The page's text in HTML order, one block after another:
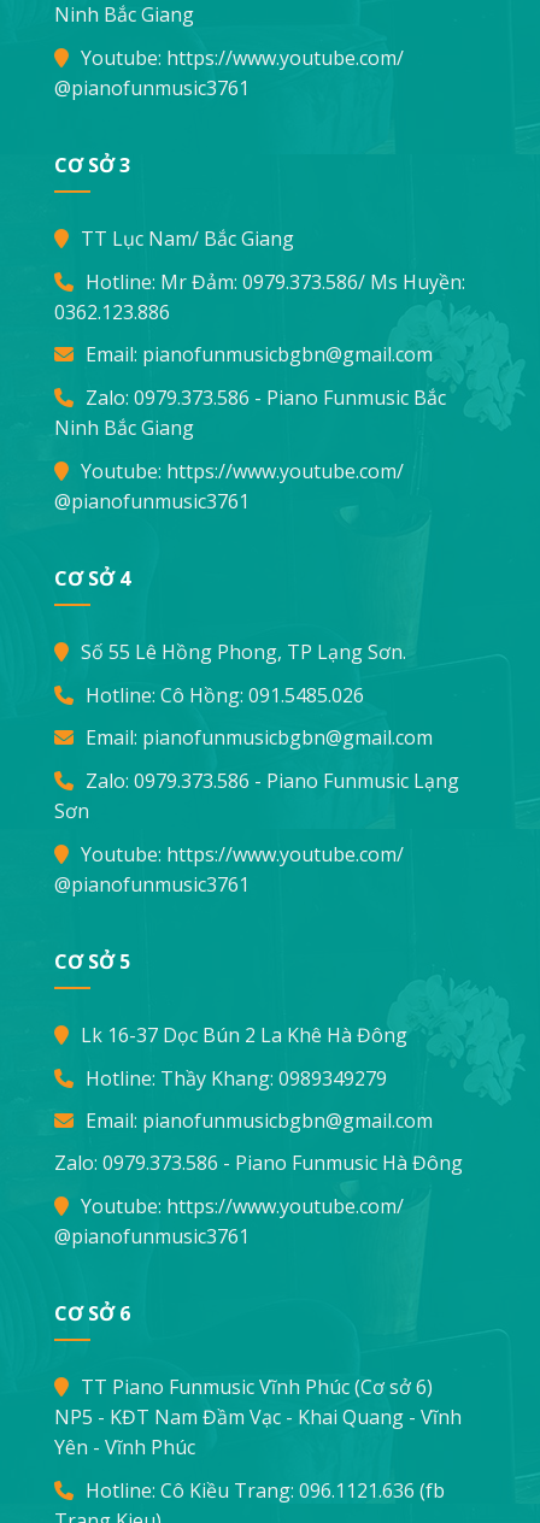
Ninh Bắc Giang
Youtube: https://www.youtube.com/
@pianofunmusic3761
CƠ SỞ 3
TT Lục Nam/ Bắc Giang
Hotline: Mr Đảm: 0979.373.586/ Ms Huyền:
0362.123.886
Email: pianofunmusicbgbn@gmail.com
Zalo: 0979.373.586 - Piano Funmusic Bắc
Ninh Bắc Giang
Youtube: https://www.youtube.com/
@pianofunmusic3761
CƠ SỞ 4
Số 55 Lê Hồng Phong, TP Lạng Sơn.
Hotline: Cô Hồng: 091.5485.026
Email: pianofunmusicbgbn@gmail.com
Zalo: 0979.373.586 - Piano Funmusic Lạng
Sơn
Youtube: https://www.youtube.com/
@pianofunmusic3761
CƠ SỞ 5
Lk 16-37 Dọc Bún 2 La Khê Hà Đông
Hotline: Thầy Khang: 0989349279
Email: pianofunmusicbgbn@gmail.com
Zalo: 0979.373.586 - Piano Funmusic Hà Đông
Youtube: https://www.youtube.com/
@pianofunmusic3761
CƠ SỞ 6
TT Piano Funmusic Vĩnh Phúc (Cơ sở 6)
NP5 - KĐT Nam Đầm Vạc - Khai Quang - Vĩnh
Yên - Vĩnh Phúc
Hotline: Cô Kiều Trang: 096.1121.636 (fb